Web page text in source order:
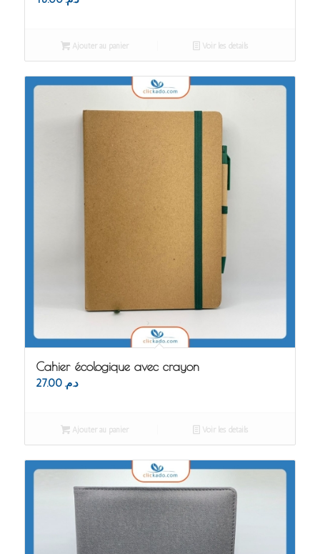
Ajouter au panier Voir les détails
Cahier écologique avec crayon
د.م. 27.00
Ajouter au panier Voir les détails